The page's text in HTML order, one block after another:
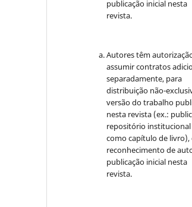
publicação inicial nesta
revista.
Autores têm
assumir contratos
separadamente, para
distribuição não-
versão do trabalho
nesta revista (ex.:
repositório institucional
como capítulo de livro),
reconhecimento de
publicação inicial nesta
revista.